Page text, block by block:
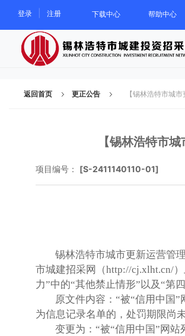
登录 注册 下载中心 帮助中心
返回首页 更正公告 【锡林浩特市城
【锡林浩特市
项目编号： [S-2411140110-01]
锡林浩特市城市更新运营管
市城建招采网（http://cj.xlht.cn/
力”中的“其他禁止情形”以及“第
原文件内容： “被“信用中国
为信息记录名单的，处罚期限尚
变更为： “被“信用中国”网